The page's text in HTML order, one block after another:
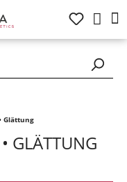
Glättung
GLÄTTUNG